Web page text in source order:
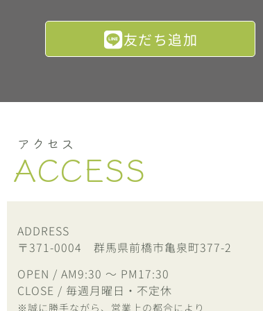
友だち追加
アクセス
ACCESS
ADDRESS
〒371-0004 群馬県前橋市亀泉町377-2
OPEN / AM9:30 ～ PM17:30
CLOSE / 毎週月曜日・不定休
※誠に勝手ながら、営業上の都合により